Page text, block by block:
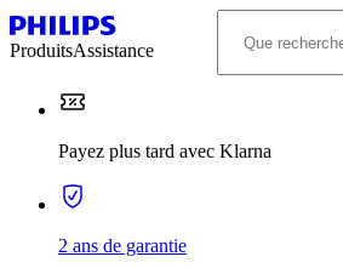
ProduitsAssistance
Payez plus tard avec Klarna
2 ans de garantie